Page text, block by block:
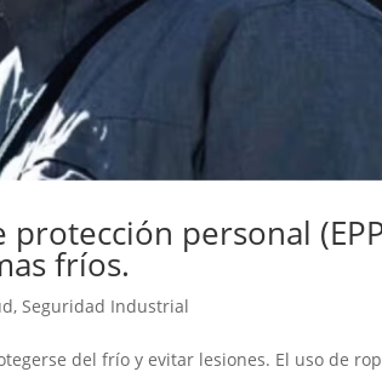
personal
fríos.
,Seguridad Industrial
del frío y evitar lesiones. El uso de